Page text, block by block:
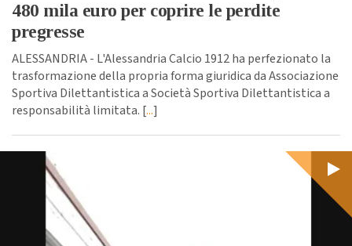
480 mila euro per coprire le perdite
pregresse
ALESSANDRIA - L'Alessandria Calcio 1912 ha perfezionato la
trasformazione della propria forma giuridica da Associazione
Sportiva Dilettantistica a Società Sportiva Dilettantistica a
responsabilità limitata. [...]